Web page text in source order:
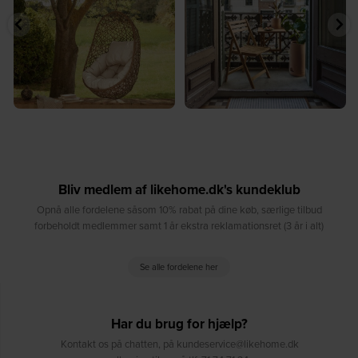
8 0
Bliv medlem af likehome.dk's kundeklub
Opnå alle fordelene såsom 10% rabat på dine køb, særlige tilbud
forbeholdt medlemmer samt 1 år ekstra reklamationsret (3 år i alt)
Se alle fordelene her
Har du brug for hjælp?
Kontakt os på chatten, på kundeservice@likehome.dk